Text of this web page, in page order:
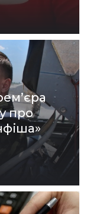
про